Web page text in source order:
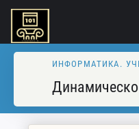
ИНФОРМАТИКА.